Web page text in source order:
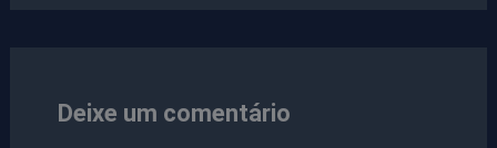
Deixe um comentário